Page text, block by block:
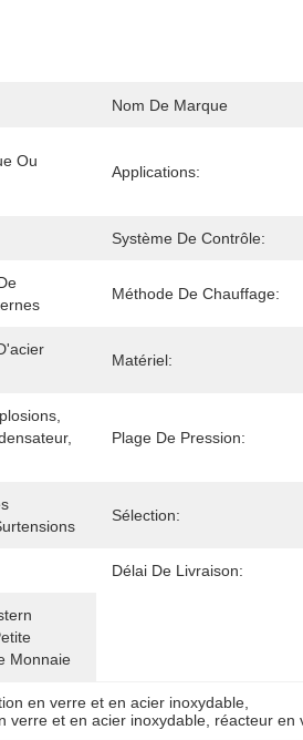
Nom De Marque
Ou
Applications:
Système De Contrôle:
Méthode De Chauffage:
Matériel:
Plage De Pression:
Sélection:
Délai De Livraison:
Monnaie
en verre et en acier inoxydable
verre et en acier inoxydable réacteur en